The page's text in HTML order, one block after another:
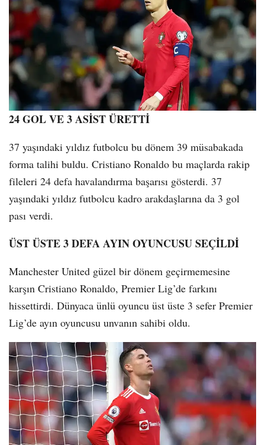
24 GOL VE 3 ASİST ÜRETTİ
37 yaşındaki yıldız futbolcu bu dönem 39 müsabakada
forma talihi buldu. Cristiano Ronaldo bu maçlarda rakip
fileleri 24 defa havalandırma başarısı gösterdi. 37
yaşındaki yıldız futbolcu kadro arakdaşlarına da 3 gol
pası verdi.
ÜST ÜSTE 3 DEFA AYIN OYUNCUSU SEÇİLDİ
Manchester United güzel bir dönem geçirmemesine
karşın Cristiano Ronaldo, Premier Lig’de farkını
hissettirdi. Dünyaca ünlü oyuncu üst üste 3 sefer Premier
Lig’de ayın oyuncusu unvanın sahibi oldu.